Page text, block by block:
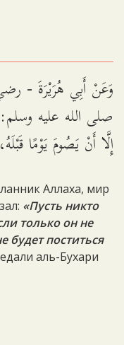
وَعَنْ أَبِي هُرَيْرَةَ -
صلى الله عليه
إِلَّا أَنْ يَصُومَ يَوْمًا
Аллаха, мир
«Пусть никто
только он не
будет поститься
аль-Бухари